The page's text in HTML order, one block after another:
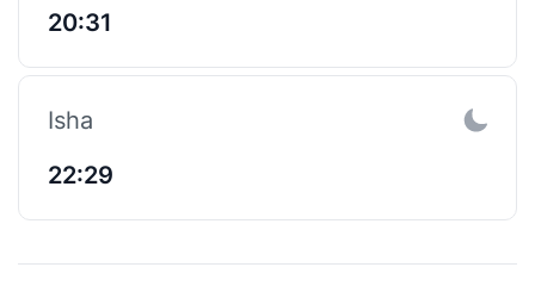
20:31
Isha
22:29